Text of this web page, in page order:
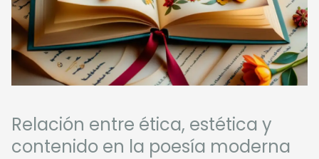
Relación entre ética, estética y
contenido en la poesía moderna